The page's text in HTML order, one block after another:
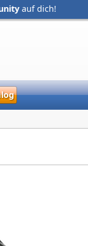
auf dich!